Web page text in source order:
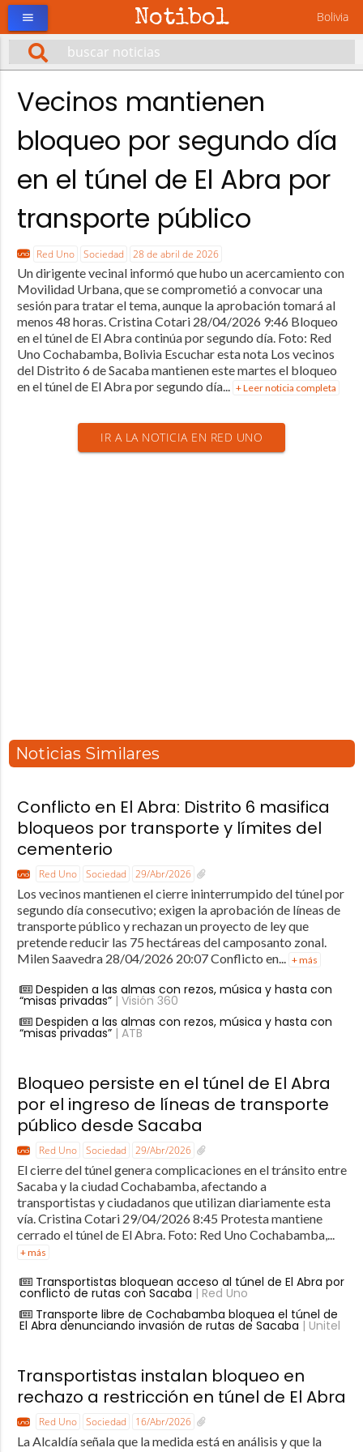
Notibol Bolivia
menu
Vecinos mantienen
bloqueo por segundo día
en el túnel de El Abra por
transporte público
Red Uno Sociedad 28 de abril de 2026
Un dirigente vecinal informó que hubo un acercamiento con
Movilidad Urbana, que se comprometió a convocar una
sesión para tratar el tema, aunque la aprobación tomará al
menos 48 horas. Cristina Cotari 28/04/2026 9:46 Bloqueo
en el túnel de El Abra continúa por segundo día. Foto: Red
Uno Cochabamba, Bolivia Escuchar esta nota Los vecinos
del Distrito 6 de Sacaba mantienen este martes el bloqueo
en el túnel de El Abra por segundo día... + Leer noticia completa
IR A LA NOTICIA EN RED UNO
Noticias Similares
Conflicto en El Abra: Distrito 6 masifica
bloqueos por transporte y límites del
cementerio
Red Uno Sociedad 29/Abr/2026
Los vecinos mantienen el cierre ininterrumpido del túnel por
segundo día consecutivo; exigen la aprobación de líneas de
transporte público y rechazan un proyecto de ley que
pretende reducir las 75 hectáreas del camposanto zonal.
Milen Saavedra 28/04/2026 20:07 Conflicto en... + más
Despiden a las almas con rezos, música y hasta con
“misas privadas”| Visión 360
Despiden a las almas con rezos, música y hasta con
“misas privadas”| ATB
Bloqueo persiste en el túnel de El Abra
por el ingreso de líneas de transporte
público desde Sacaba
Red Uno Sociedad 29/Abr/2026
El cierre del túnel genera complicaciones en el tránsito entre
Sacaba y la ciudad Cochabamba, afectando a
transportistas y ciudadanos que utilizan diariamente esta
vía. Cristina Cotari 29/04/2026 8:45 Protesta mantiene
cerrado el túnel de El Abra. Foto: Red Uno Cochabamba,...
+ más
Transportistas bloquean acceso al túnel de El Abra por
conflicto de rutas con Sacaba | Red Uno
Transporte libre de Cochabamba bloquea el túnel de
El Abra denunciando invasión de rutas de Sacaba | Unitel
Transportistas instalan bloqueo en
rechazo a restricción en túnel de El Abra
Red Uno Sociedad 16/Abr/2026
La Alcaldía señala que la medida está en análisis y que la